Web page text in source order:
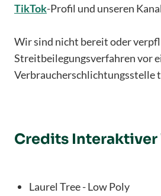
TikTok-Profil und unseren
Wir sind nicht bereit oder
Streitbeilegungsverfahren vor
Verbraucherschlichtungsstelle
Credits Interaktiver
Laurel Tree - Low Poly